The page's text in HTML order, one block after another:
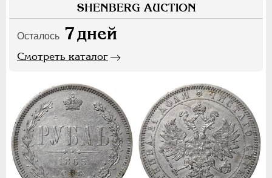
SHENBERG AUCTION
Осталось 7дней
Смотреть каталог